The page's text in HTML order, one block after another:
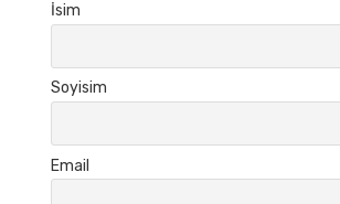
İsim
Soyisim
Email